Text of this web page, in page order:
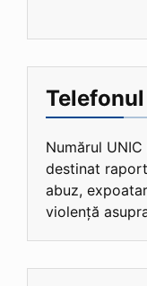
Numărul
destinat
abuz,
violență